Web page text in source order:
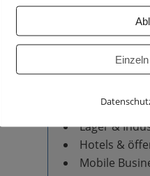
Mitel
Mitel
DECT-
Büros &
Lager &
Hotels &
Mobile